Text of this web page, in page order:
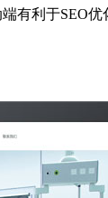
利于SEO